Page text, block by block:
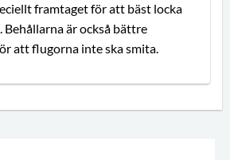
framtaget för att bäst locka
Behållarna är också bättre
att flugorna inte ska smita.